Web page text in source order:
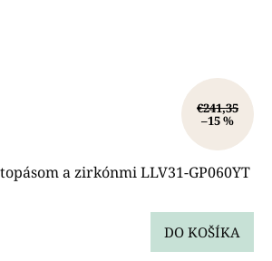
€241,35
–15 %
a zirkónmi LLV31-GP060YT
DO KOŠÍKA